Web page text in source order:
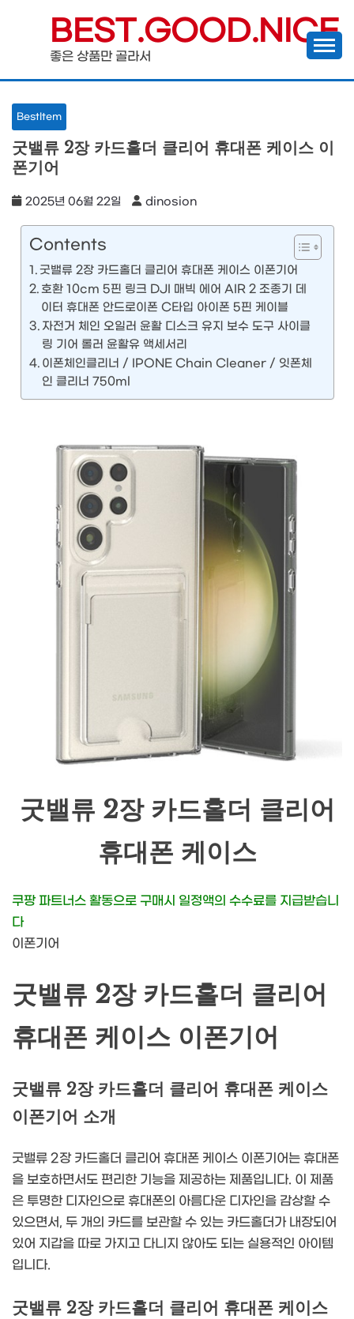
content
BEST.GOOD.NICE
좋은 상품만 골라서
BestItem
굿밸류 2장 카드홀더 클리어 휴대폰 케이스 이
폰기어
2025년 06월 22일 dinosion
Contents
굿밸류 2장 카드홀더 클리어 휴대폰 케이스 이폰기어
호환 10cm 5핀 링크 DJI 매빅 에어 AIR 2 조종기 데
이터 휴대폰 안드로이폰 C타입 아이폰 5핀 케이블
자전거 체인 오일러 윤활 디스크 유지 보수 도구 사이클
링 기어 롤러 윤활유 액세서리
이폰체인클리너 / IPONE Chain Cleaner / 잇폰체
인 클리너 750ml
굿밸류 2장 카드홀더 클리어
휴대폰 케이스
쿠팡 파트너스 활동으로 구매시 일정액의 수수료를 지급받습니
다
이폰기어
굿밸류 2장 카드홀더 클리어
휴대폰 케이스 이폰기어
굿밸류 2장 카드홀더 클리어 휴대폰 케이스
이폰기어 소개
굿밸류 2장 카드홀더 클리어 휴대폰 케이스 이폰기어는 휴대폰
을 보호하면서도 편리한 기능을 제공하는 제품입니다. 이 제품
은 투명한 디자인으로 휴대폰의 아름다운 디자인을 감상할 수
있으면서, 두 개의 카드를 보관할 수 있는 카드홀더가 내장되어
있어 지갑을 따로 가지고 다니지 않아도 되는 실용적인 아이템
입니다.
굿밸류 2장 카드홀더 클리어 휴대폰 케이스